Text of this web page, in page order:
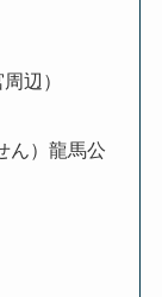
辺）
ん）龍馬公